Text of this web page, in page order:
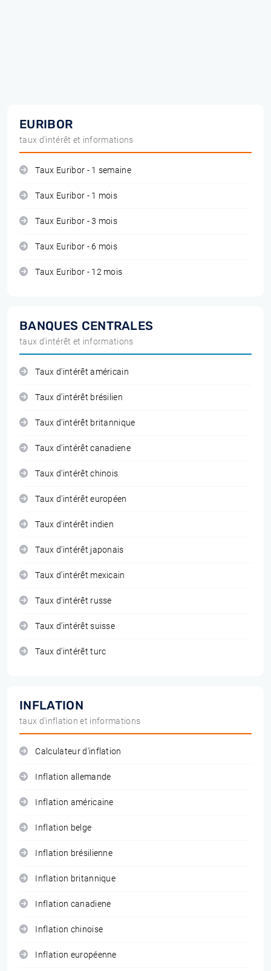
EURIBOR
taux d'intérêt et informations
Taux Euribor - 1 semaine
Taux Euribor - 1 mois
Taux Euribor - 3 mois
Taux Euribor - 6 mois
Taux Euribor - 12 mois
BANQUES CENTRALES
taux d'intérêt et informations
Taux d'intérêt américain
Taux d'intérêt brésilien
Taux d'intérêt britannique
Taux d'intérêt canadiene
Taux d'intérêt chinois
Taux d'intérêt européen
Taux d'intérêt indien
Taux d'intérêt japonais
Taux d'intérêt mexicain
Taux d'intérêt russe
Taux d'intérêt suisse
Taux d'intérêt turc
INFLATION
taux d'inflation et informations
Calculateur d'inflation
Inflation allemande
Inflation américaine
Inflation belge
Inflation brésilienne
Inflation britannique
Inflation canadiene
Inflation chinoise
Inflation européenne